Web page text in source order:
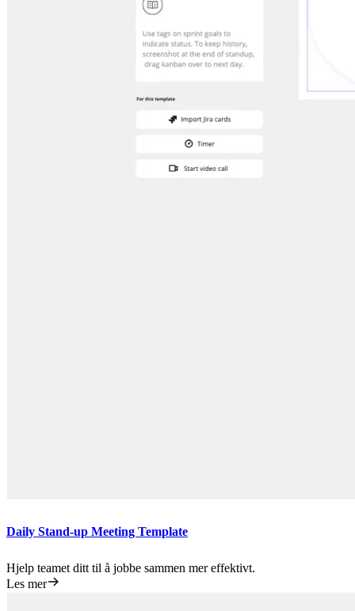
Daily Stand-up Meeting Template
Hjelp teamet ditt til å jobbe sammen mer effektivt.
Les mer